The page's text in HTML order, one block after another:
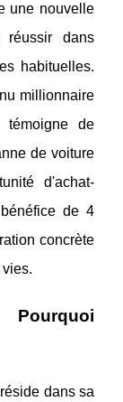
une nouvelle
réussir dans
habituelles.
millionnaire
de
de voiture
d'achat-
de 4
concrète
Pourquoi
dans sa